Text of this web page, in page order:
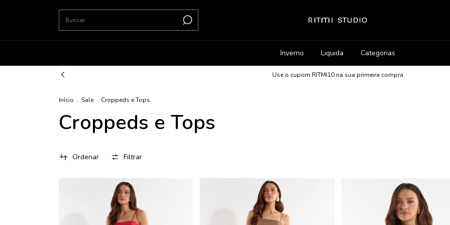
Inverno Liquida Categorias
Use o cupom RITMI10 na sua primeira compra
Início . Sale . Croppeds e Tops
Croppeds e Tops
Ordenar Filtrar